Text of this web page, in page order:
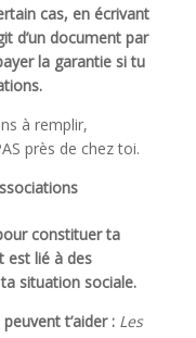
cas, en écrivant
d’un document par
la garantie si tu
à remplir,
près de chez toi.
constituer ta
est lié à des
situation sociale.
t’aider : Les